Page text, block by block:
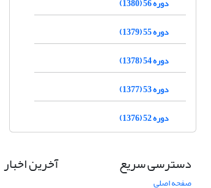
دوره 56 (1380)
دوره 55 (1379)
دوره 54 (1378)
دوره 53 (1377)
دوره 52 (1376)
دسترسی سریع
صفحه اصلی
آخرین اخبار